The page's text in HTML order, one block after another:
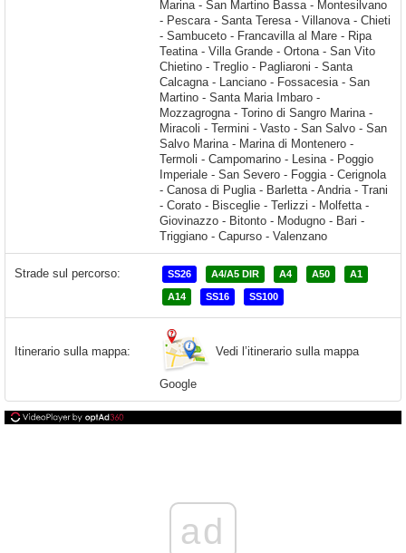
Strade sul percorso: SS26 A4/A5 DIR A4 A50 A1
A14 SS16 SS100
Itinerario sulla mappa: Vedi l’itinerario sulla mappa
Google
ad